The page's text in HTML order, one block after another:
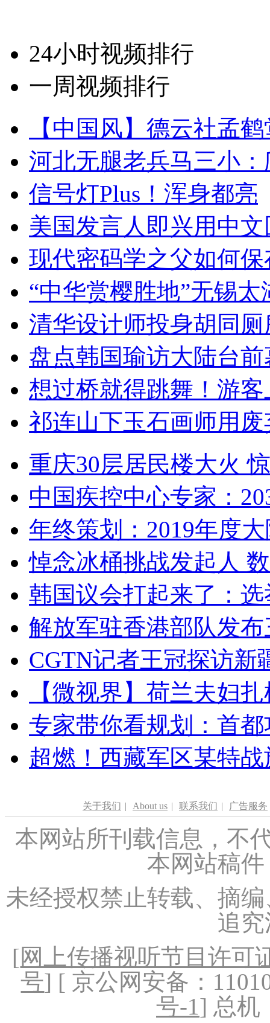
24小时视频排行
一周视频排行
【中国风】德云社孟
河北无腿老兵马三小
信号灯Plus！浑身都亮
美国发言人即兴用中
现代密码学之父如何
“中华赏樱胜地”无锡
清华设计师投身胡同
盘点韩国瑜访大陆台
想过桥就得跳舞！游客
祁连山下玉石画师用
重庆30层居民楼大火
中国疾控中心专家：
年终策划：2019年度
悼念冰桶挑战发起人
韩国议会打起来了：
解放军驻香港部队发
CGTN记者王冠探访新
【微视界】荷兰夫妇
专家带你看规划：首
超燃！西藏军区某特
关于我们 | About us | 联系我们 | 广告服务
本网站所刊载信息，不
本网站稿
未经授权禁止转载、摘
追
[网上传播视听节目许可
号] [ 京公网安备：
号-1] 总机